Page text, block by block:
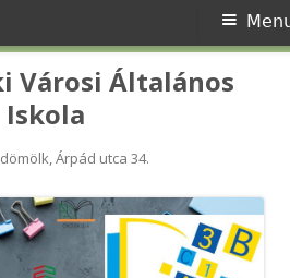
Városi Általános
Iskola
Árpád utca 34.